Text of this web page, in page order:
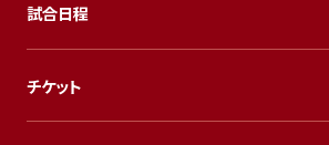
試合日程
チケット